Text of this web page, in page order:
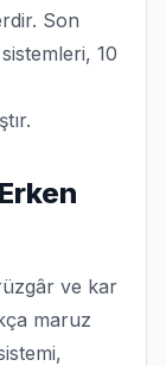
Son
10
ve kar
maruz